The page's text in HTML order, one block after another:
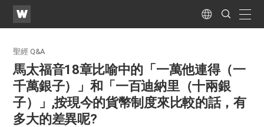
WATV
Language
Search
Submit
聖經 Q&A
馬太福音18章比喻中的「一萬他連得（一
千萬銀子）」和「一百迪納里（十兩銀
子）」,按現今的貨幣制度來比較的話，有
多大的差異呢?